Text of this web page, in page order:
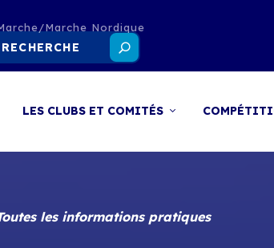
Marche Nordique
LES CLUBS ET COMITÉS
les informations pratiques